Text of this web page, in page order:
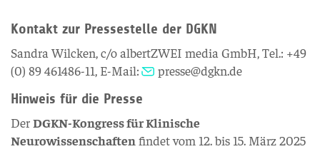
Kontakt zur Pressestelle der DGKN
Sandra Wilcken, c/o albertZWEI media GmbH, Tel.: +49
(0) 89 461486-11, E-Mail:
presse@dgkn.de
Hinweis für die Presse
DerDGKN-Kongress für Klinische
Neurowissenschaften findet vom 12. bis 15. März 2025